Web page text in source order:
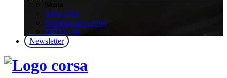
Albo d’oro
Edizioni precedenti
MITO 150
Newsletter